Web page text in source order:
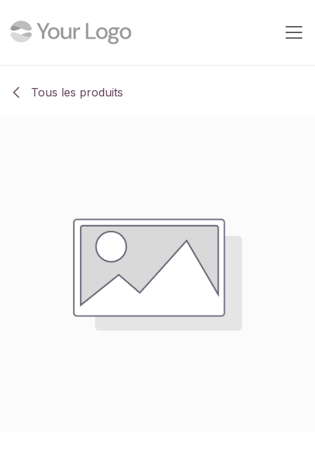
Tous les produits